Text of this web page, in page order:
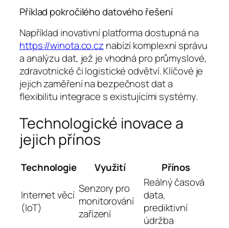
Příklad pokročilého datového řešení
Například inovativní platforma dostupná na
https://winota.co.cz nabízí komplexní správu
a analýzu dat, jež je vhodná pro průmyslové,
zdravotnické či logistické odvětví. Klíčové je
jejich zaměření na bezpečnost dat a
flexibilitu integrace s existujícími systémy.
Technologické inovace a
jejich přínos
Technologie Využití Přínos
Internet věcí
(IoT)
Senzory pro
monitorování
zařízení
Reálný časová
data,
prediktivní
údržba